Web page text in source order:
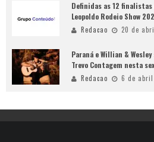
Definidas as 12
Leopoldo Rodeio Show
Redacao 20 de
Paraná e Willian &
Trevo Contagem nesta
Redacao 6 de abril